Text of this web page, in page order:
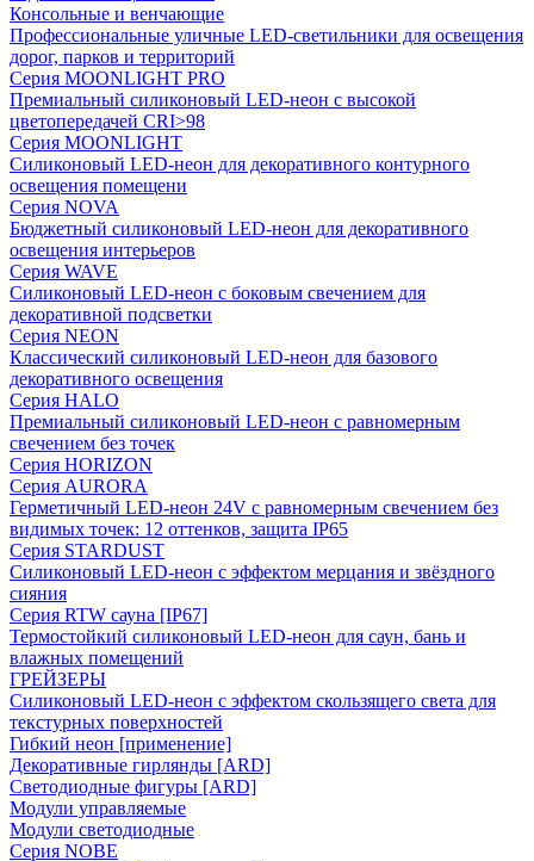
Консольные и венчающие
Профессиональные уличные LED-светильники для освещения
дорог, парков и территорий
Серия MOONLIGHT PRO
Премиальный силиконовый LED-неон с высокой
цветопередачей CRI>98
Серия MOONLIGHT
Силиконовый LED-неон для декоративного контурного
освещения помещени
Серия NOVA
Бюджетный силиконовый LED-неон для декоративного
освещения интерьеров
Серия WAVE
Силиконовый LED-неон с боковым свечением для
декоративной подсветки
Серия NEON
Классический силиконовый LED-неон для базового
декоративного освещения
Серия HALO
Премиальный силиконовый LED-неон с равномерным
свечением без точек
Серия HORIZON
Серия AURORA
Герметичный LED-неон 24V с равномерным свечением без
видимых точек: 12 оттенков, защита IP65
Серия STARDUST
Силиконовый LED-неон с эффектом мерцания и звёздного
сияния
Серия RTW сауна [IP67]
Термостойкий силиконовый LED-неон для саун, бань и
влажных помещений
ГРЕЙЗЕРЫ
Силиконовый LED-неон с эффектом скользящего света для
текстурных поверхностей
Гибкий неон [применение]
Декоративные гирлянды [ARD]
Светодиодные фигуры [ARD]
Модули управляемые
Модули светодиодные
Серия NOBE